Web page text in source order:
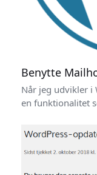
Benytte
Når jeg udvikler i
en funktionalitet